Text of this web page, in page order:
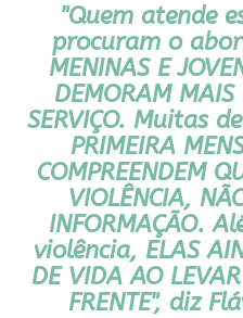
"Quem atende
procuram o
MENINAS E
DEMORAM MAIS
SERVIÇO. Muitas
PRIMEIRA
COMPREENDEM
VIOLÊNCIA,
INFORMAÇÃO.
violência, ELAS
DE VIDA AO
FRENTE", diz